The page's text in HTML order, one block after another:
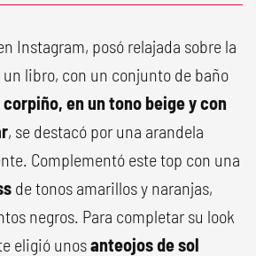
Instagram, posó relajada sobre la
libro, con un conjunto de baño
corpiño, en un tono beige y con
, se destacó por una arandela
Complementó este top con una
de tonos amarillos y naranjas,
negros. Para completar su look
eligió unosanteojos de sol